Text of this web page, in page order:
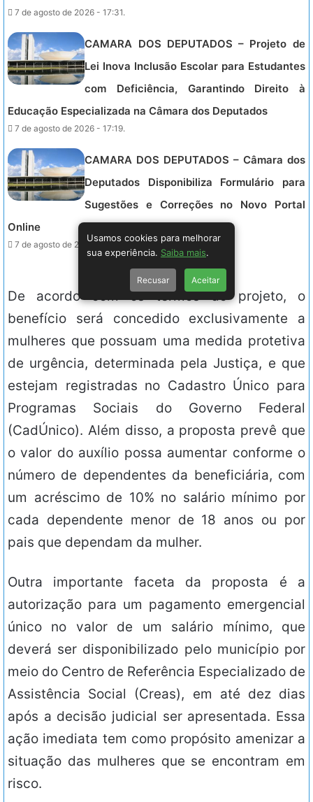
7 de agosto de 2026 - 17:31.
CAMARA DOS DEPUTADOS – Projeto de
Lei Inova Inclusão Escolar para Estudantes
com Deficiência, Garantindo Direito à
Educação Especializada na Câmara dos Deputados
7 de agosto de 2026 - 17:19.
CAMARA DOS DEPUTADOS – Câmara dos
Deputados Disponibiliza Formulário para
Sugestões e Correções no Novo Portal
Online
7 de agosto de 2026 - 17:07.
De acordo com os termos do projeto, o
benefício será concedido exclusivamente a
mulheres que possuam uma medida protetiva
de urgência, determinada pela Justiça, e que
estejam registradas no Cadastro Único para
Programas Sociais do Governo Federal
(CadÚnico). Além disso, a proposta prevê que
o valor do auxílio possa aumentar conforme o
número de dependentes da beneficiária, com
um acréscimo de 10% no salário mínimo por
cada dependente menor de 18 anos ou por
pais que dependam da mulher.
Outra importante faceta da proposta é a
autorização para um pagamento emergencial
único no valor de um salário mínimo, que
deverá ser disponibilizado pelo município por
meio do Centro de Referência Especializado de
Assistência Social (Creas), em até dez dias
após a decisão judicial ser apresentada. Essa
ação imediata tem como propósito amenizar a
situação das mulheres que se encontram em
risco.
Usamos cookies para melhorar
sua experiência. Saiba mais.
Recusar Aceitar